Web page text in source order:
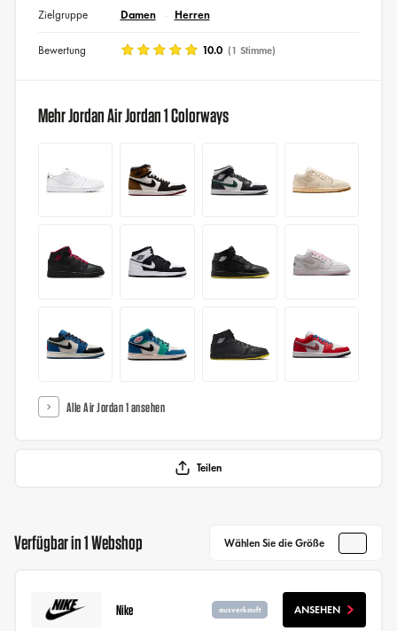
Zielgruppe Damen Herren
Bewertung 10.0 (1 Stimme)
Mehr Jordan Air Jordan 1 Colorways
Alle Air Jordan 1 ansehen
Teilen
Verfügbar in 1 Webshop Wählen Sie die Größe
Nike ausverkauft ANSEHEN